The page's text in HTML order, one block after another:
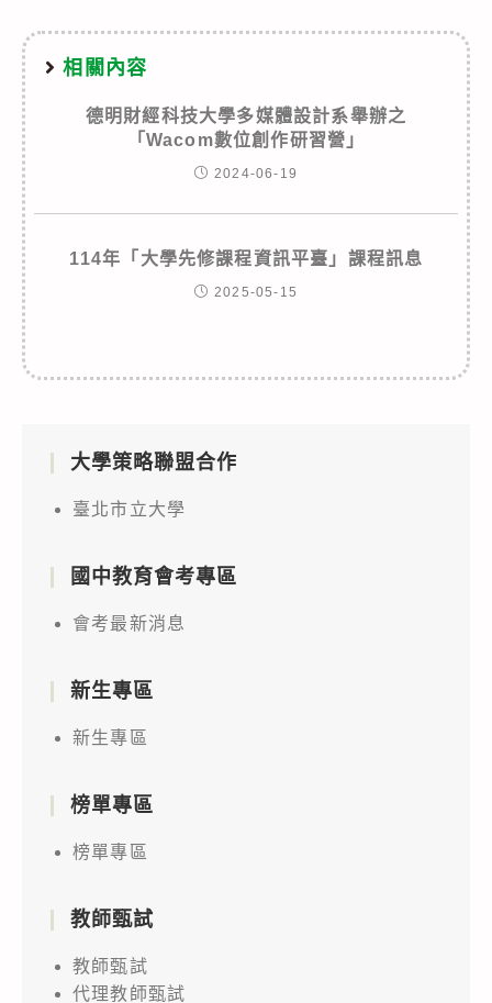
相關內容
德明財經科技大學多媒體設計系舉辦之
「Wacom數位創作研習營」
2024-06-19
114年「大學先修課程資訊平臺」課程訊息
2025-05-15
大學策略聯盟合作
臺北市立大學
國中教育會考專區
會考最新消息
新生專區
新生專區
榜單專區
榜單專區
教師甄試
教師甄試
代理教師甄試